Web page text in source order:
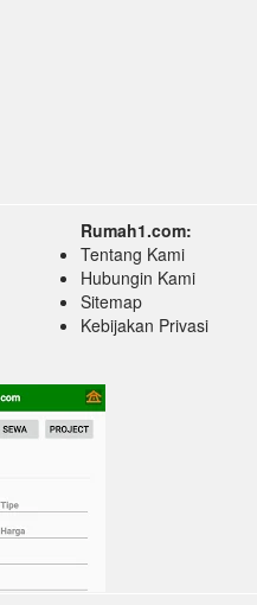
Rumah1.com:
Tentang Kami
Hubungin Kami
Sitemap
Kebijakan Privasi